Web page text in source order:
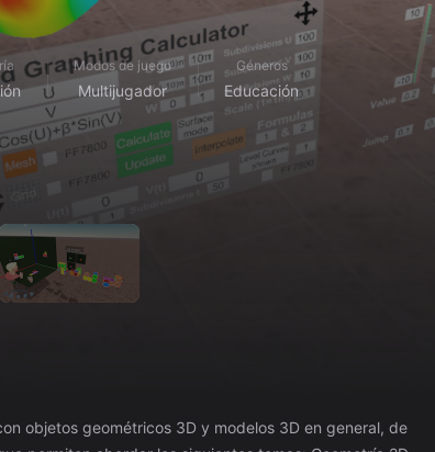
Modos de juego
Multijugador
Géneros
Educación
objetos geométricos 3D y modelos 3D en general, de